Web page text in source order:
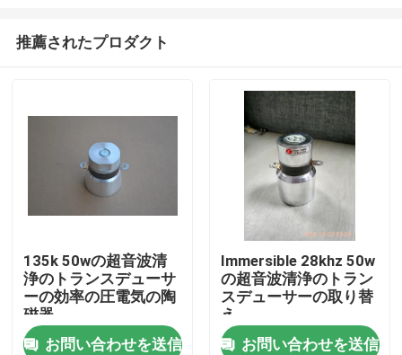
推薦されたプロダクト
135k 50wの超音波清
浄のトランスデューサ
ーの効率の圧電気の陶
磁器
お問い合わせを送信
Immersible 28khz 50w
の超音波清浄のトラン
スデューサーの取り替
え
お問い合わせを送信